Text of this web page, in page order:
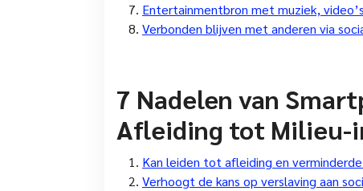
Entertainmentbron met muziek,
Verbonden blijven met anderen via
7 Nadelen van
Afleiding tot Milieu-
Kan leiden tot afleiding en
Verhoogt de kans op verslaving aan